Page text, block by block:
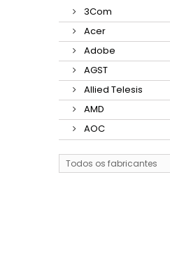
3Com
Acer
Adobe
AGST
Allied Telesis
AMD
AOC
Todos os fabricantes